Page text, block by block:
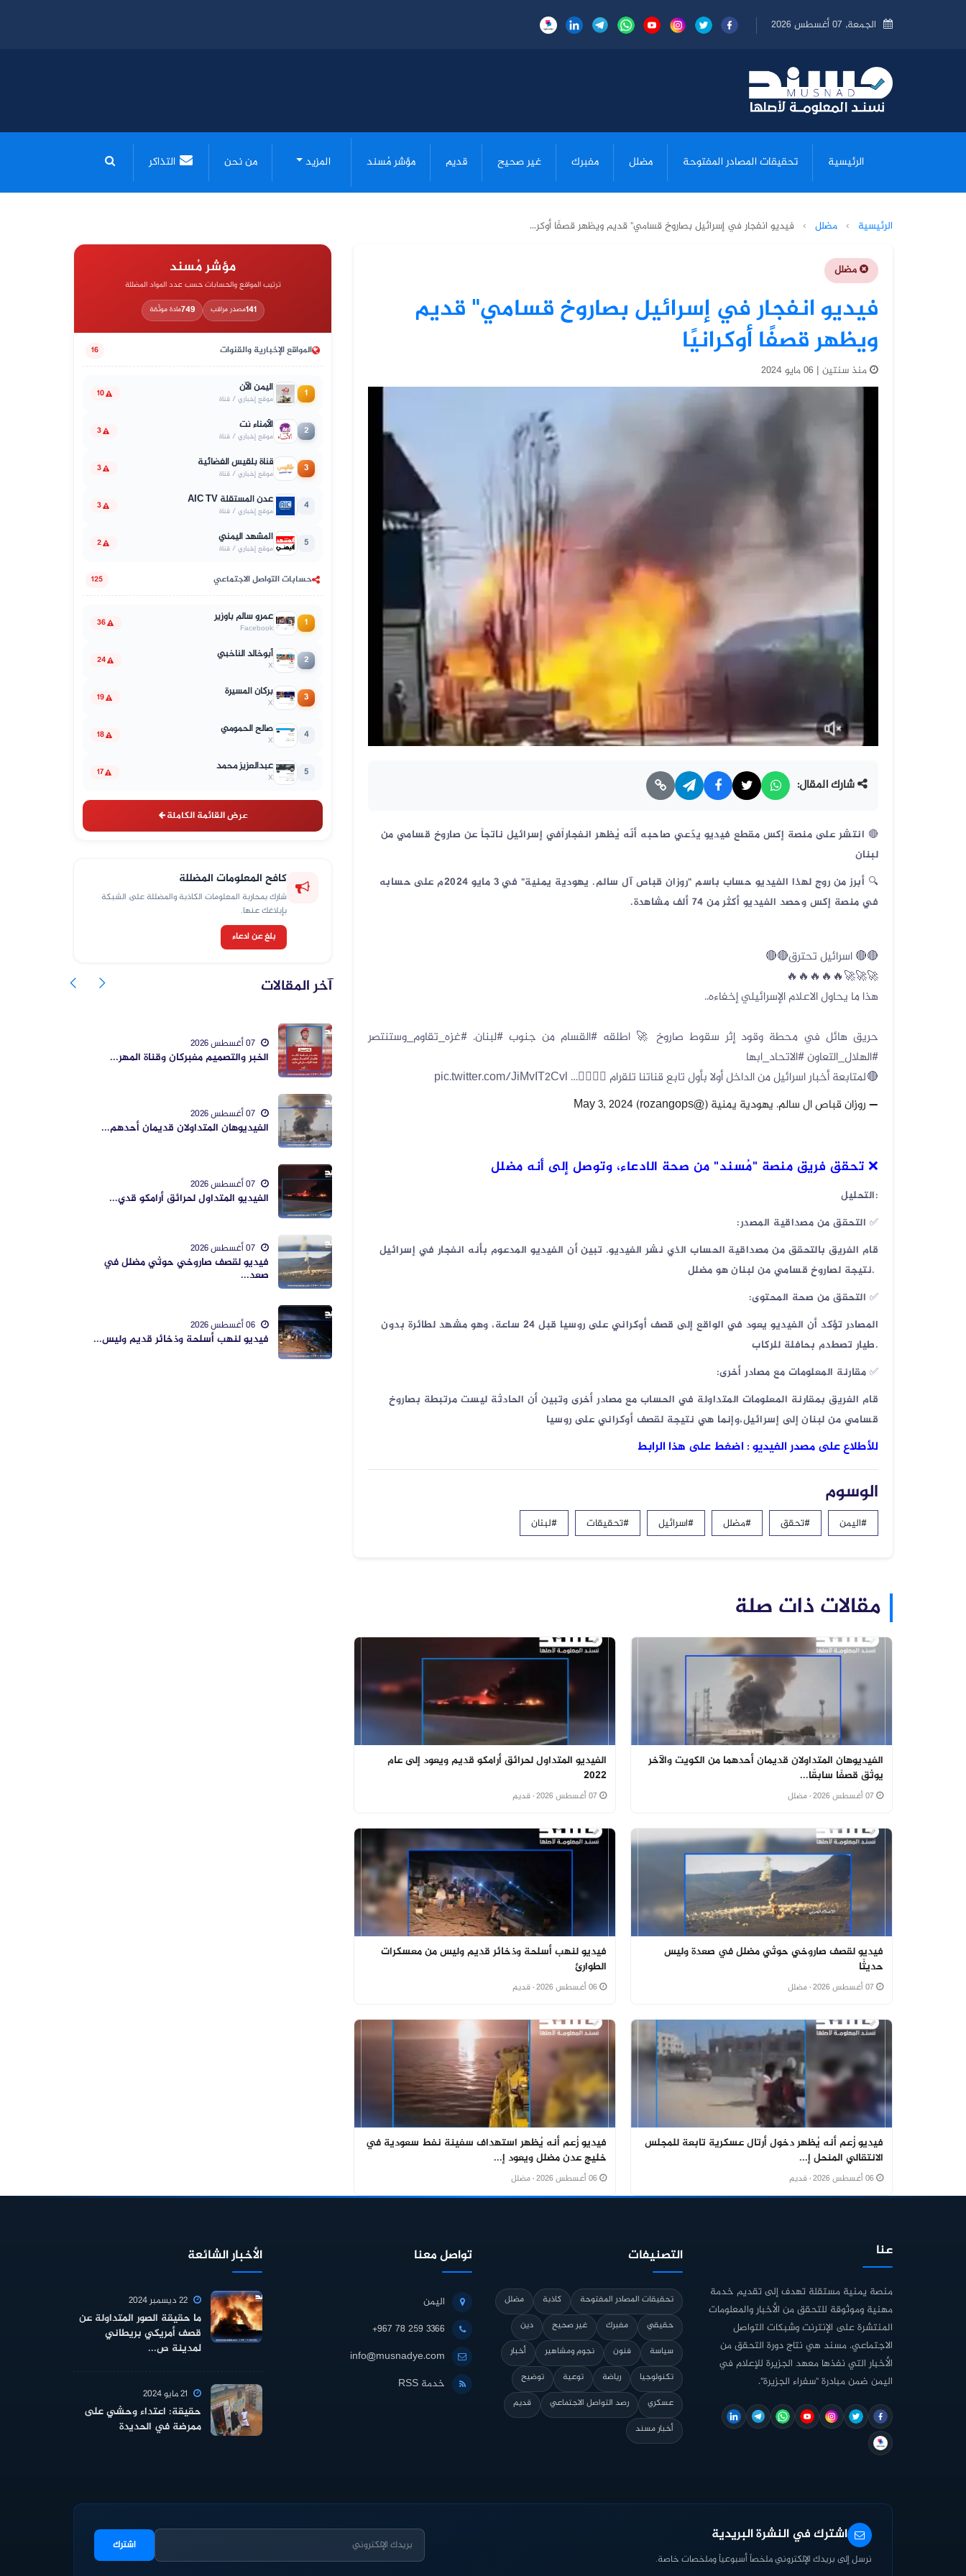
الجمعة, 07 أغسطس 2026
الرئيسية تحقيقات المصادر المفتوحة مضلل مفبرك غير صحيح قديم مؤشر مُسند المزيد من نحن التذاكر
الرئيسية › مضلل › فيديو انفجار في إسرائيل بصاروخ قسامي" قديم ويظهر قصفًا أوكر...
مضلل
فيديو انفجار في إسرائيل بصاروخ قسامي" قديم
ويظهر قصفًا أوكرانيًا
منذ سنتين | 06 مايو 2024
شارك المقال:
🔴 انتشر على منصة إكس مقطع فيديو يدّعي صاحبه أنّه يُظهر انفجاراًفي إسرائيل ناتجاً عن صاروخ قسامي من
لبنان
🔍
أبرز من روج لهذا الفيديو حساب باسم "روزان قباص آل سالم. يهودية يمنية" في 3 مايو 2024م على حسابه
في منصة إكس وحصد الفيديو أكثر من 74 ألف مشاهدة
.
🔴🔴 اسرائيل تحترق🔴🔴
🚀🚀🚀🔥🔥🔥🔥🔥
هذا ما يحاول الاعلام الإسرائيلي إخفاءه..
حريق هائل في محطة وقود إثر سقوط صاروخ 🚀 اطلقه #القسام من جنوب #لبنان. #غزه_تقاوم_وستنتصر
#الهلال_التعاون#الاتحاد_ابها
🔴لمتابعة أخبار اسرائيل من الداخل أولا بأول تابع قناتنا تلقرام 👇🏻👇🏻… pic.twitter.com/JiMvIT2Cvl
— روزان قباص ال سالم. يهودية يمنية (@rozangops)
May 3, 2024
❌ تحقق فريق منصة "مُسند" من صحة الادعاء، وتوصل إلى أنه مضلل
التحليل:
✅ التحقق من مصداقية المصدر:
قام الفريق بالتحقق من مصداقية الحساب الذي نشر الفيديو. تبين أن الفيديو المدعوم بأنه انفجار في إسرائيل
نتيجة لصاروخ قسامي من لبنان هو مضلل.
✅ التحقق من صحة المحتوى:
المصادر تؤكد أن الفيديو يعود في الواقع إلى قصف أوكراني على روسيا قبل 24 ساعة، وهو مشهد لطائرة بدون
طيار تصطدم بحافلة للركاب.
✅ مقارنة المعلومات مع مصادر أخرى:
قام الفريق بمقارنة المعلومات المتداولة في الحساب مع مصادر أخرى وتبين أن الحادثة ليست مرتبطة بصاروخ
قسامي من لبنان إلى إسرائيل،وإنما هي نتيجة لقصف أوكراني على روسيا
للأطلاع على مصدر الفيديو : اضغط على هذا الرابط
الوسوم
#اليمن #تحقق #مضلل #اسرائيل #تحقيقات #لبنان
مقالات ذات صلة
الفيديوهان المتداولان قديمان أحدهما من الكويت والآخر
يوثق قصفًا سابقًا...
· مضلل
الفيديو المتداول لحرائق أرامكو قديم ويعود إلى عام
2022
· قديم
فيديو لقصف صاروخي حوثي مضلل في صعدة وليس
حديثًا
· مضلل
فيديو لنهب أسلحة وذخائر قديم وليس من معسكرات
الطوارئ
· قديم
فيديو زُعم أنه يُظهر دخول أرتال عسكرية تابعة للمجلس
الانتقالي المنحل إ...
· قديم
فيديو زُعم أنه يُظهر استهداف سفينة نفط سعودية في
خليج عدن مضلل ويعود إ...
· مضلل
مؤشر مُسند
ترتيب المواقع والحسابات حسب عدد المواد المضللة
141مصدر مراقب 749مادة موثّقة
المواقع الإخبارية والقنوات 16
1 اليمن الآن
موقع إخباري / قناة 10
2 الأمناء نت
موقع إخباري / قناة 3
3 قناة بلقيس الفضائية
موقع إخباري / قناة 3
4 عدن المستقلة AIC TV
موقع إخباري / قناة 3
5 المشهد اليمني
موقع إخباري / قناة 2
حسابات التواصل الاجتماعي 125
1 عمرو سالم باوزير
Facebook
36
2 أبوخالد الناخبي
X
24
3 بركان المسيرة
X
19
4 صالح الحمومي
X
18
5 عبدالعزيز محمد
X
17
عرض القائمة الكاملة
كافح المعلومات المضللة
شارك بمحاربة المعلومات الكاذبة والمضللة على الشبكة
بإبلاغك عنها.
بلغ عن ادعاء
آخر المقالات
07 أغسطس 2026
الخبر والتصميم مفبركان وقناة المهر...
07 أغسطس 2026
07 أغسطس 2026
فيديو لقصف صاروخي حوثي مضلل في
صعد...
06 أغسطس 2026
فيديو لنهب أسلحة وذخائر قديم وليس...
05 أغسطس 2026
الخبر والتصميم مفبركان وقناة المهر...
الفيديوهان المتداولان قديمان أحدهم...
الفيديو المتداول لحرائق أرامكو قدي...
فيديو لقصف صاروخي حوثي مضلل في
صعد...
فيديو لنهب أسلحة وذخائر قديم وليس...
عنا
منصة يمنية مستقلة تهدف إلى تقديم خدمة
مهنية وموثوقة للتحقق من الأخبار والمعلومات
المنتشرة على الإنترنت وشبكات التواصل
الاجتماعي. مسند هي نتاج دورة التحقق من
الأخبار التي نفذها معهد الجزيرة للإعلام في
اليمن ضمن مبادرة "سفراء الجزيرة".
التصنيفات
تحقيقات المصادر المفتوحة كاذبة
مضلل
حقيقي
مفبرك غير صحيح
دين
سياسة
فنون نجوم ومشاهير
أخبار
تكنولوجيا
رياضة توعية
توضيح
عسكري
رصد التواصل الاجتماعي
قديم
أخبار مسند
تواصل معنا
اليمن
+967 78 259 3366
info@musnadye.com
خدمة RSS
الأخبار الشائعة
22 ديسمبر 2024
ما حقيقة الصور المتداولة عن
قصف أمريكي بريطاني
لمدينة ص...
حقيقة: اعتداء وحشي على
ممرضة في الحديدة
اشترك في النشرة البريدية
نرسل إلى بريدك الإلكتروني ملخصاً أسبوعياً وملخصات خاصة.
اشترك